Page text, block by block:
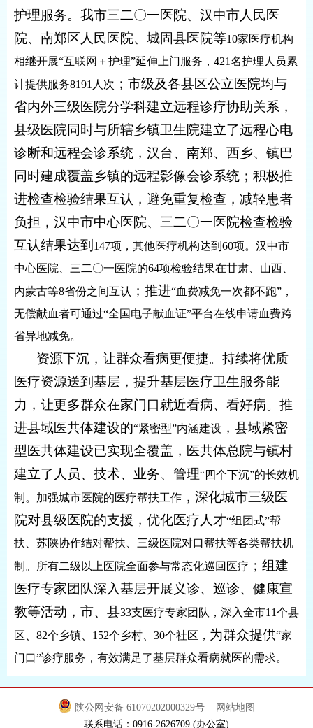
护理服务。我市三二〇一医院、汉中市人民医
院、南郑区人民医院、城固县医院等10家医疗机构
相继开展“互联网＋护理”延伸上门服务，421名护理人员累
计提供服务8191人次 ； 市级及各县区公立医院均与
省内外三级医院分学科建立远程诊疗协助关系，
县级医院同时与所辖乡镇卫生院建立了远程心电
诊断和远程会诊系统，汉台、南郑、西乡、镇巴
同时建成覆盖乡镇的远程影像会诊系统 ； 积极推
进检查检验结果互认，避免重复检查，减轻患者
负担，汉中市中心医院、三二〇一医院检查检验
互认结果达到 147项，其他医疗机构达到60项。汉中市
中心医院、三二〇一医院的64项检验结果在甘肃、山西、
内蒙古等8省份之间互认 ； 推进“血费减免一次都不跑”，
无偿献血者可通过“全国电子献血证”平台在线申请血费跨
省异地减免。
资源下沉，让群众看病更便捷。 持续将优质
医疗资源送到基层，提升基层医疗卫生服务能
力，让更多群众在家门口就近看病、看好病。推
进县域医共体建设的“紧密型”内涵建设 ， 县域紧密
型医共体建设已实现全覆盖，医共体总院与镇村
建立了人员、技术、业务、管理“四个下沉”的长效机
制。加强城市医院的医疗帮扶工作 ， 深化城市三级医
院对县级医院的支援，优化医疗人才“组团式”帮
扶、苏陕协作结对帮扶、三级医院对口帮扶等各类帮扶机
制。所有二级以上医院全面参与常态化巡回医疗 ； 组建
医疗专家团队深入基层开展义诊、巡诊、健康宣
教等活动，市、县33支医疗专家团队，深入全市11个县
区、82个乡镇、152个乡村、30个社区， 为群众提供“家
门口”诊疗服务，有效满足了基层群众看病就医的需求。
陕公网安备 61070202000329号
网站地图
联系电话：0916-2626709 (办公室)